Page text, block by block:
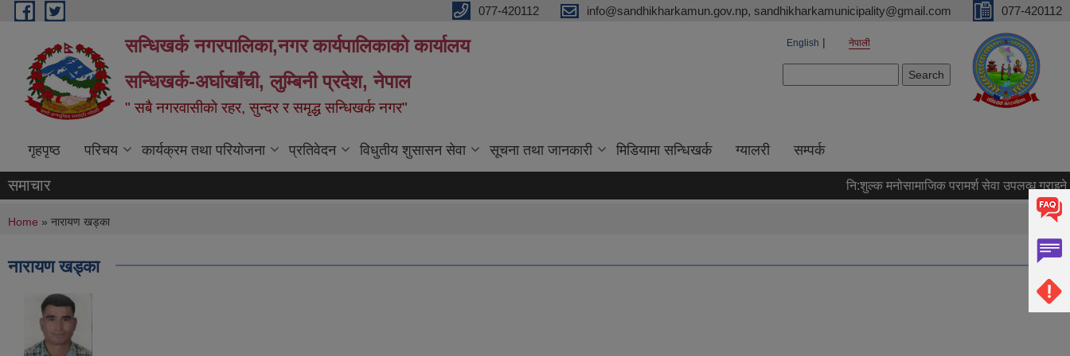
Skip to main content 077-420112 info@sandhikharkamun.gov.np, sandhikharkamunicipality@gmail.com 077-420112
सन्धिखर्क नगरपालिका,नगर कार्यपालिकाको कार्यालय
सन्धिखर्क-अर्घाखाँची, लुम्बिनी प्रदेश, नेपाल
" सबै नगरवासीकाे रहर, सुन्दर र समृद्ध सन्धिखर्क नगर"
English नेपाली
गृहपृष्ठ परिचय कार्यक्रम तथा परियोजना प्रतिवेदन विधुतीय शुसासन सेवा सूचना तथा जानकारी मिडियामा सन्धिखर्क ग्यालरी सम्पर्क
समाचार नि:शुल्क मनोसामाजिक परामर्श सेवा उपलव्ध गराइने
You are here
Home » नारायण खड्का
नारायण खड्का